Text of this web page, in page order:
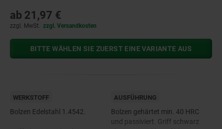
ab 21,97 €
zzgl. MwSt. zzgl. Versandkosten
BITTE WÄHLEN SIE ZUERST EINE VARIANTE AUS
WERKSTOFF
Bolzen Edelstahl 1.4542.
AUSFÜHRUNG
Bolzen gehärtet min. 40 HRC
und passiviert. Griff schwarz